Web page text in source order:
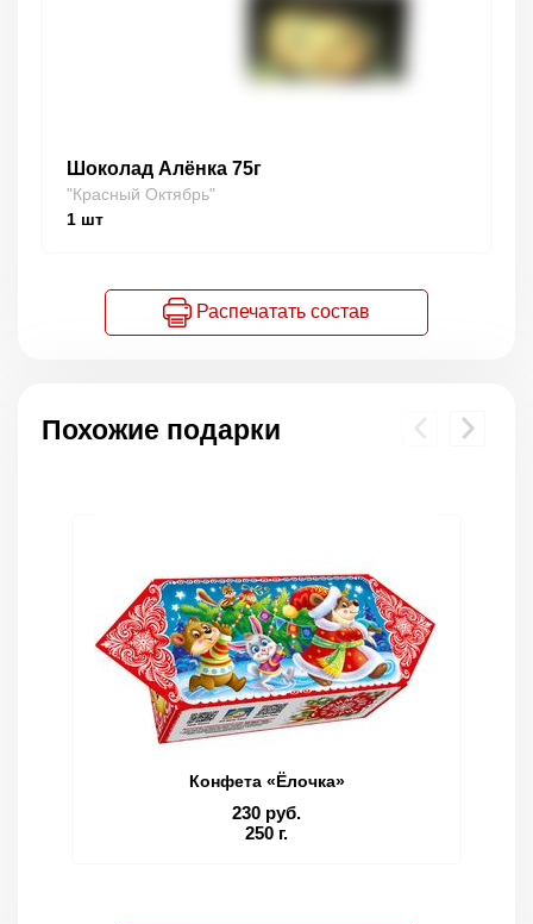
Шоколад Алёнка 75г
"Красный Октябрь"
1 шт
Распечатать состав
Похожие подарки
Конфета «Ёлочка»
230 руб.
250 г.